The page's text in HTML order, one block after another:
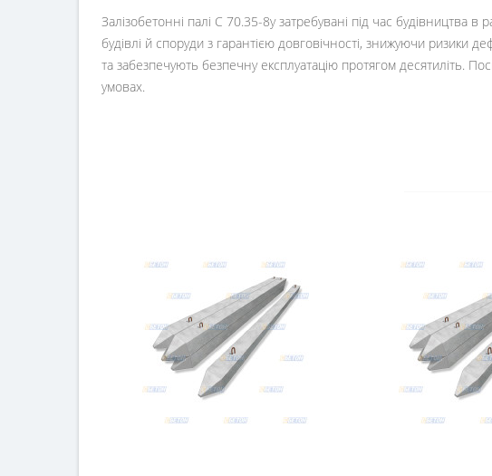
Залізобетонні палі С 70.35-8у затребувані під час будівництва в
будівлі й споруди з гарантією довговічності, знижуючи ризики
та забезпечують безпечну експлуатацію протягом десятиліть.
умовах.